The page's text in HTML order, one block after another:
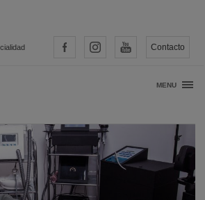
Contacto
MENU
y para qué